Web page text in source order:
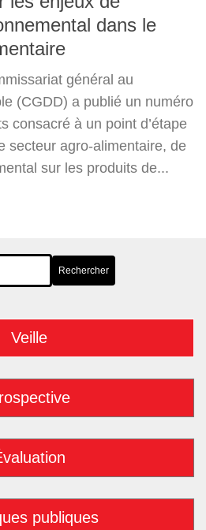
dans le
général au
(CGDD) a publié un numéro
consacré à un point d’étape
secteur agro-alimentaire, de
sur les produits de...
Rechercher
Veille
publiques